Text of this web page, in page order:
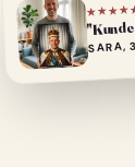
SARA,